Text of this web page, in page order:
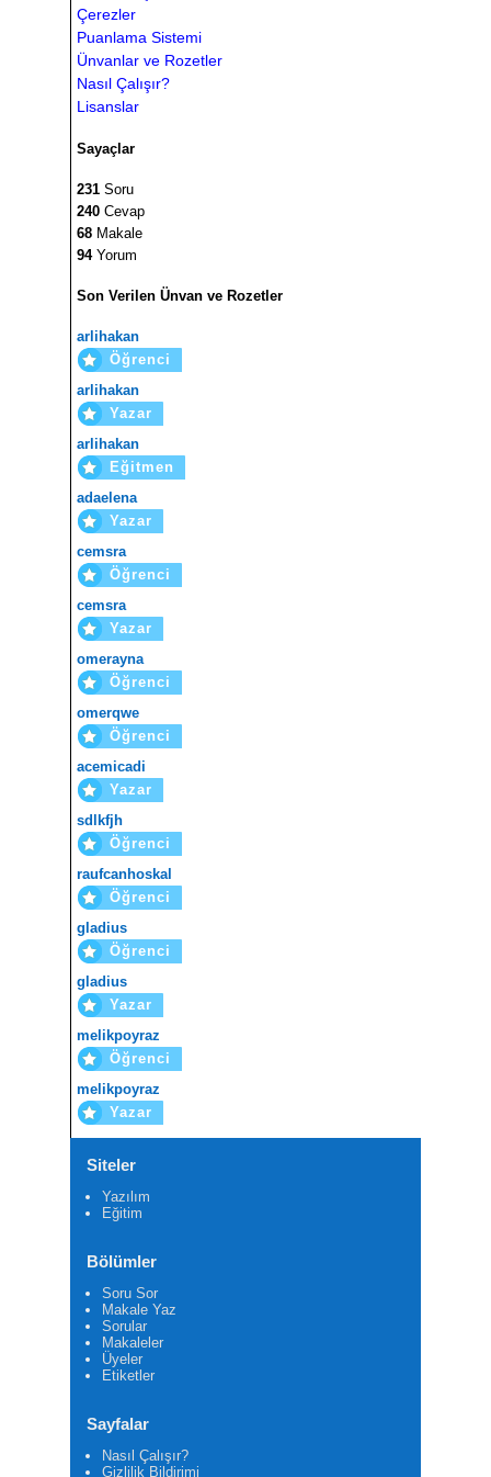
Çerezler
Puanlama Sistemi
Ünvanlar ve Rozetler
Nasıl Çalışır?
Lisanslar
Sayaçlar
231 Soru
240 Cevap
68 Makale
94Yorum
Son Verilen Ünvan ve Rozetler
arlihakan
Öğrenci
arlihakan
Yazar
arlihakan
Eğitmen
adaelena
Yazar
cemsra
Öğrenci
cemsra
Yazar
omerayna
Öğrenci
omerqwe
Öğrenci
acemicadi
Yazar
sdlkfjh
Öğrenci
raufcanhoskal
Öğrenci
gladius
Öğrenci
gladius
Yazar
melikpoyraz
Öğrenci
melikpoyraz
Yazar
Siteler
Yazılım
Eğitim
Bölümler
Soru Sor
Makale Yaz
Sorular
Makaleler
Üyeler
Etiketler
Sayfalar
Nasıl Çalışır?
Gizlilik Bildirimi